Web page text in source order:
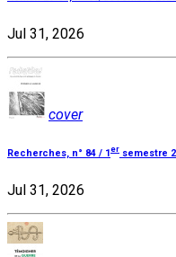
Jul 31, 2026
cover
Recherches, n° 84 / 1 er semestre
Jul 31, 2026